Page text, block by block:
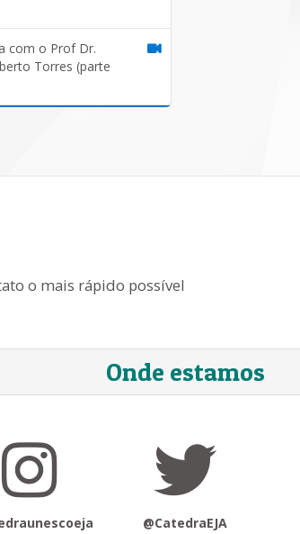
com o Prof Dr.
Torres (parte
o mais rápido possível
Onde estamos
@CatedraEJA